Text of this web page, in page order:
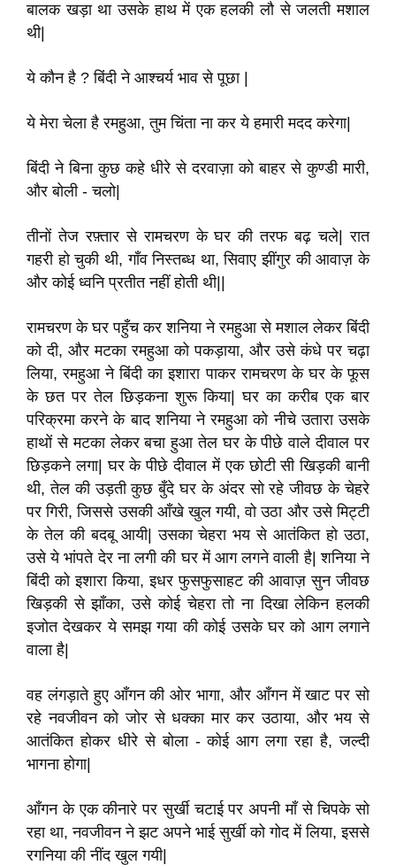
बालक खड़ा था उसके हाथ में एक हलकी लौ से जलती मशाल
थी|
ये कौन है ?बिंदी ने आश्चर्य भाव से पूछा
ये मेरा चेला है रमहुआ,तुम चिंता ना कर ये हमारी मदद करेगा|
बिंदी ने बिना कुछ कहे धीरे से दरवाज़ा को बाहर से कुण्डी मारी,
और बोली - चलो|
तीनों तेज रफ़्तार से रामचरण के घर की तरफ बढ़ चले |रात
गहरी हो चुकी थी,गाँव निस्तब्ध था,सिवाए झींगुर की आवाज़ के
और कोई ध्वनि प्रतीत नहीं होती थी||
रामचरण के घर पहुँच कर शनिया ने रमहुआ से मशाल लेकर बिंदी
को दी, और मटका रमहुआ को पकड़ाया, और उसे कंधे पर चढ़ा
लिया,रमहुआ ने बिंदी का इशारा पाकर रामचरण के घर के फूस
के छत पर तेल छिड़कना शुरू किया|घर का करीब एक बार
परिक्रमा करने के बाद शनिया ने रमहुआ को नीचे उतारा उसके
हाथों से मटका लेकर बचा हुआ तेल घर के पीछे वाले दीवाल पर
छिड़कने लगा|घर के पीछे दीवाल में एक छोटी सी खिड़की बानी
थी,तेल की उड़ती कुछ बुँदे घर के अंदर सो रहे जीवछ के चेहरे
पर गिरी,जिससे उसकी आँखे खुल गयी,वो उठा और उसे मिट्टी
के तेल की बदबू आयी|उसका चेहरा भय से आतंकित हो उठा,
उसे ये भांपते देर ना लगी की घर में आग लगने वाली है|शनिया ने
बिंदी को इशारा किया,इधर फुसफुसाहट की आवाज़ सुन जीवछ
खिड़की से झाँका,उसे कोई चेहरा तो ना दिखा लेकिन हलकी
इजोत देखकर ये समझ गया की कोई उसके घर को आग लगाने
वाला है
वह लंगड़ाते हुए आँगन की ओर भागा, और आँगन में खाट पर सो
रहे नवजीवन को जोर से धक्का मार कर उठाया, और भय से
आतंकित होकर धीरे से बोला - कोई आग लगा रहा है,जल्दी
भागना होगा|
आँगन के एक कीनारे पर सुर्खी चटाई पर अपनी माँ से चिपके सो
रहा था, नवजीवन ने झट अपने भाई सुर्खी को गोद में लिया,इससे
रगनिया की नींद खुल गयी|